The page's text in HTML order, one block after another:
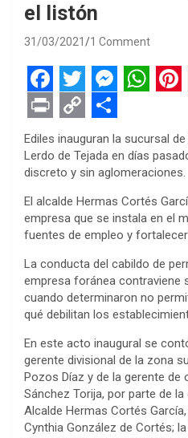
el listón
31/03/2021 1 Comment
F
a
c
e
b
o
o
k
T
w
i
t
t
e
r
M
e
s
s
e
n
g
e
r
h
a
t
s
A
p
p
i
n
t
e
r
e
s
t
P
r
i
n
t
C
o
p
y
L
i
n
k
S
h
a
r
e
Ediles inauguran la sucursal
Lerdo de Tejada en días
discreto y sin aglomeraciones.
El alcalde Hermas Cortés
empresa que se instala en el
fuentes de empleo y
La conducta del cabildo de
empresa foránea contraviene
cuando determinaron no
qué debilitan los
En este acto inaugural se
gerente divisional de la zona
Pozos Díaz y de la gerente de
Sánchez Torija, por parte de
Alcalde Hermas Cortés
Cynthia González de Cortés;